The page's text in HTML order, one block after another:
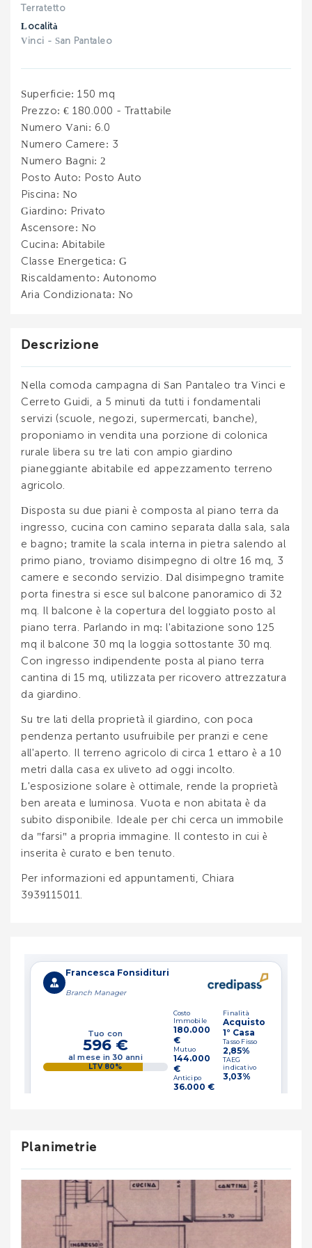
Terratetto
Località
Vinci - San Pantaleo
Superficie: 150 mq
Prezzo: € 180.000 - Trattabile
Numero Vani : 6.0
Numero Camere : 3
Numero Bagni: 2
Posto Auto: Posto Auto
Piscina : No
Giardino: Privato
Ascensore : No
Cucina: Abitabile
Classe Energetica : G
Riscaldamento : Autonomo
Aria Condizionata : No
Descrizione
Nella comoda campagna di San Pantaleo tra Vinci e
Cerreto Guidi, a 5 minuti da tutti i fondamentali
servizi (scuole, negozi, supermercati, banche),
proponiamo in vendita una porzione di colonica
rurale libera su tre lati con ampio giardino
pianeggiante abitabile ed appezzamento terreno
agricolo.
Disposta su due piani è composta al piano terra da
ingresso, cucina con camino separata dalla sala, sala
e bagno; tramite la scala interna in pietra salendo al
primo piano, troviamo disimpegno di oltre 16 mq, 3
camere e secondo servizio. Dal disimpegno tramite
porta finestra si esce sul balcone panoramico di 32
mq. Il balcone è la copertura del loggiato posto al
piano terra. Parlando in mq: l'abitazione sono 125
mq il balcone 30 mq la loggia sottostante 30 mq.
Con ingresso indipendente posta al piano terra
cantina di 15 mq, utilizzata per ricovero attrezzatura
da giardino.
Su tre lati della proprietà il giardino, con poca
pendenza pertanto usufruibile per pranzi e cene
all'aperto. Il terreno agricolo di circa 1 ettaro è a 10
metri dalla casa ex uliveto ad oggi incolto.
L'esposizione solare è ottimale, rende la proprietà
ben areata e luminosa. Vuota e non abitata è da
subito disponibile. Ideale per chi cerca un immobile
da "farsi" a propria immagine. Il contesto in cui è
inserita è curato e ben tenuto.
Per informazioni ed appuntamenti, Chiara
3939115011.
Planimetrie